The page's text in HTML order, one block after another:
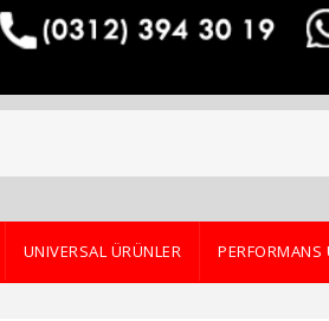
UNIVERSAL ÜRÜNLER PERFORMANS